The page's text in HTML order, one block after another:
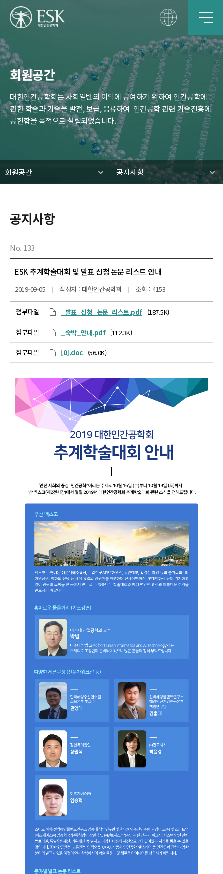
회원공간
대한인간공학회는 사회일반의 이익에 공여하기 위하여 인간공학에
관한 학술과 기술을 발전, 보급, 응용하여 인간공학 관련 기술진흥에
공헌함을 목적으로 설립되었습니다.
회원공간 공지사항
공지사항
No. 133
ESK 추계학술대회 및 발표 신청 논문 리스트 안내
2019-09-05 작성자 : 대한인간공학회 조회 : 4153
첨부파일 _발표_신청_논문_리스트.pdf (187.5K)
첨부파일 _숙박_안내.pdf (112.3K)
첨부파일 [0].doc (56.0K)